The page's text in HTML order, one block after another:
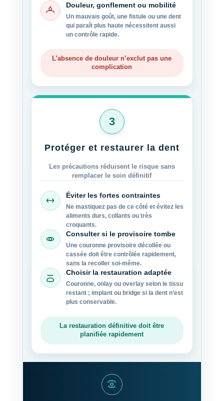
Douleur, gonflement ou mobilité
Un mauvais goût, une fistule ou une dent
qui paraît plus haute nécessitent aussi
un contrôle rapide.
L’absence de douleur n’exclut pas une
complication
3
Protéger et restaurer la dent
Les précautions réduisent le risque sans
remplacer le soin définitif
Éviter les fortes contraintes
Ne mastiquez pas de ce côté et évitez les
aliments durs, collants ou très
croquants.
Consulter si le provisoire tombe
Une couronne provisoire décollée ou
cassée doit être contrôlée rapidement,
sans la recoller soi-même.
Choisir la restauration adaptée
Couronne, onlay ou overlay selon le tissu
restant ; implant ou bridge si la dent n’est
plus conservable.
La restauration définitive doit être
planifiée rapidement